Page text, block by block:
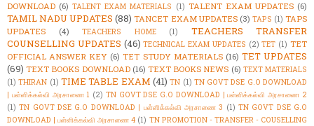
DOWNLOAD (6) TALENT EXAM MATERIALS (1) TALENT EXAM UPDATES (6)
TAMIL NADU UPDATES (88) TANCET EXAM UPDATES (3) TAPS (1) TAPS
UPDATES
(4) TEACHERS HOME (1)
TEACHERS TRANSFER
COUNSELLING UPDATES (46) TECHNICAL EXAM UPDATES (2) TET (1) TET
OFFICIAL ANSWER KEY (6) TET STUDY MATERIALS (16) TET UPDATES
(69) TEXT BOOKS DOWNLOAD (16) TEXT BOOKS NEWS (6) TEXT MATERIALS
(1) THIRAN (1) TIME TABLE EXAM (41) TN (1) TN GOVT DSE G.O DOWNLOAD
| பள்ளிக்கல்வி அரசாணை 1 (2) TN GOVT DSE G.O DOWNLOAD | பள்ளிக்கல்வி அரசாணை 2
(1) TN GOVT DSE G.O DOWNLOAD | பள்ளிக்கல்வி அரசாணை 3 (1) TN GOVT DSE G.O
DOWNLOAD | பள்ளிக்கல்வி அரசாணை 4 (1) TN PROMOTION - TRANSFER - COUSELLING